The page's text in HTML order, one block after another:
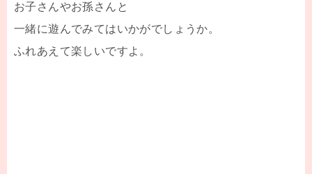
お子さんやお孫さんと
一緒に遊んでみてはいかがでしょうか。
ふれあえて楽しいですよ。